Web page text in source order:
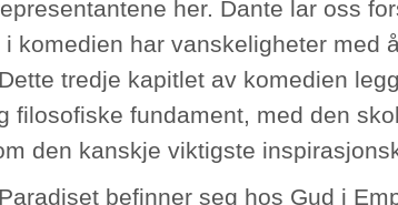
her. Dante lar oss
komedien har vanskeligheter med
tredje kapitlet av komedien
filosofiske fundament, med den
den kanskje viktigste
befinner seg hos Gud i